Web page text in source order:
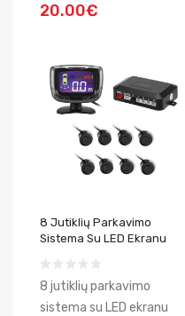
20.00€
8 Jutiklių Parkavimo
Sistema Su LED Ekranu
8 jutiklių parkavimo
sistema su LED ekranu